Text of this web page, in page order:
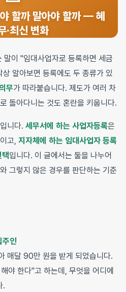
할까 말아야 할까 — 혜
·최신 변화
말이 "임대사업자로 등록하면 세금
알아보면 등록에도 두 종류가 있
무가 따라붙습니다. 제도가 여러 차
돌아다니는 것도 혼란을 키웁니다.
니다. 세무서에 하는 사업자등록은
이고, 지자체에 하는 임대사업자 등록
택입니다. 이 글에서는 둘을 나누어
그렇지 않은 경우를 판단하는 기준
인
매달 90만 원을 받게 되었습니다.
야 한다"고 하는데, 무엇을 어디에
.